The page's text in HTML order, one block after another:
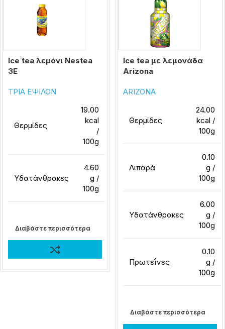
Ice tea λεμόνι Nestea
3Ε
ΤΡΙΑ ΕΨΙΛΟΝ
Θερμίδες
19.00
kcal
/
100g
Υδατάνθρακες
4.60
g /
100g
Διαβάστε περισσότερα
Ice tea με λεμονάδα
Arizona
ARIZONA
Θερμίδες
24.00
kcal /
100g
Λιπαρά
0.10
g /
100g
Υδατάνθρακες
6.00
g /
100g
Πρωτεΐνες
0.10
g /
100g
Διαβάστε περισσότερα